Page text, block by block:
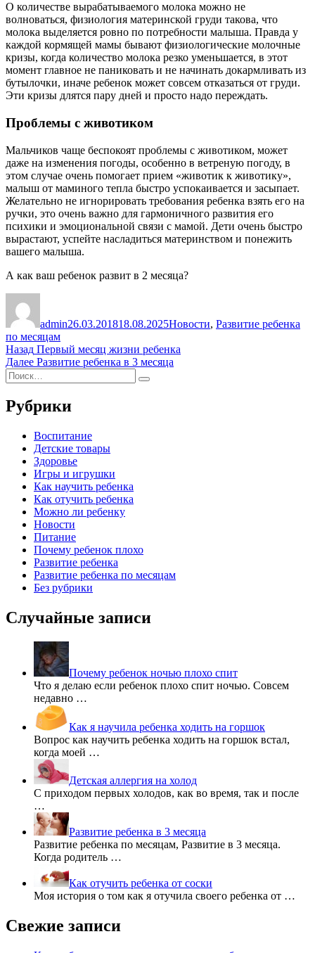
О количестве вырабатываемого молока можно не
волноваться, физиология материнской груди такова, что
молока выделяется ровно по потребности малыша. Правда у
каждой кормящей мамы бывают физиологические молочные
кризы, когда количество молока резко уменьшается, в этот
момент главное не паниковать и не начинать докармливать из
бутылочки, иначе ребенок может совсем отказаться от груди.
Эти кризы длятся пару дней и просто надо переждать.
Проблемы с животиком
Мальчиков чаще беспокоят проблемы с животиком, может
даже на изменения погоды, особенно в ветреную погоду, в
этом случае очень помогает прием «животик к животику»,
малыш от маминого тепла быстро успокаивается и засыпает.
Желательно не игнорировать требования ребенка взять его на
ручки, это очень важно для гармоничного развития его
психики и эмоциональной связи с мамой. Дети очень быстро
вырастают, успейте насладиться материнством и понежить
вашего малыша.
А как ваш ребенок развит в 2 месяца?
admin26.03.201818.08.2025Новости, Развитие ребенка
по месяцам
Навигация
по
записям
Назад Предыдущая
запись:
Первый месяц жизни ребенка
Далее Следующая
Развитие ребенка в 3 месяца
Искать:
Поиск
Рубрики
Воспитание
Детские товары
Здоровье
Игры и игрушки
Как научить ребенка
Как отучить ребенка
Можно ли ребенку
Новости
Питание
Почему ребенок плохо
Развитие ребенка
Развитие ребенка по месяцам
Без рубрики
Случайные записи
Почему ребенок ночью плохо спит
Что я делаю если ребенок плохо спит ночью. Совсем
недавно …
Как я научила ребенка ходить на горшок
Вопрос как научить ребенка ходить на горшок встал,
когда моей …
Детская аллергия на холод
С приходом первых холодов, как во время, так и после
…
Развитие ребенка в 3 месяца
Развитие ребенка по месяцам, Развитие в 3 месяца.
Когда родитель …
Как отучить ребенка от соски
Моя история о том как я отучила своего ребенка от …
Свежие записи